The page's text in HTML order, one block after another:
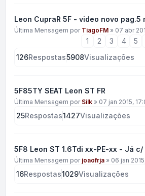
Leon CupraR 5F - video novo pag.5
Última Mensagem por TiagoFM » 07 abr
1 2 3 4 5
126Respostas5908Visualizações
5F85TY SEAT Leon ST FR
Última Mensagem por Silk » 07 jan 2015,
25Respostas1427Visualizações
5F8 Leon ST 1.6Tdi xx-PE-xx - Já
Última Mensagem por joaofrja » 06 jan
16Respostas1029Visualizações